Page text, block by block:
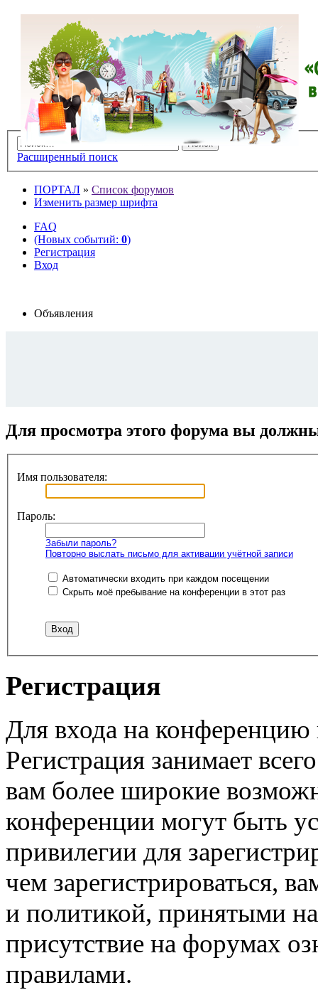
Расширенный поиск
ПОРТАЛ » Список форумов
Изменить размер шрифта
FAQ
(Новых событий: 0)
Регистрация
Вход
Объявления
Для просмотра этого форума вы
Имя пользователя:
Пароль:
Забыли пароль?
Повторно выслать письмо для активации учётной записи
Автоматически входить при каждом посещении
Скрыть моё пребывание на конференции в этот раз
Регистрация
Для входа на
Регистрация занимает
вам более широкие
конференции могут быть
привилегии для
чем зарегистрироваться,
и политикой, принятыми
присутствие на форумах
правилами.